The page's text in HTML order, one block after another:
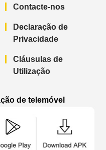
Contacte-nos
Declaração de
Privacidade
Cláusulas de
Utilização
de telemóvel